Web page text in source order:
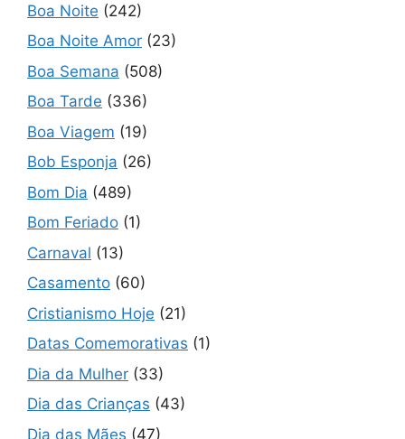
Boa Noite (242)
Boa Noite Amor (23)
Boa Semana (508)
Boa Tarde (336)
Boa Viagem (19)
Bob Esponja (26)
Bom Dia (489)
Bom Feriado (1)
Carnaval (13)
Casamento (60)
Cristianismo Hoje (21)
Datas Comemorativas (1)
Dia da Mulher (33)
Dia das Crianças (43)
Dia das Mães (47)